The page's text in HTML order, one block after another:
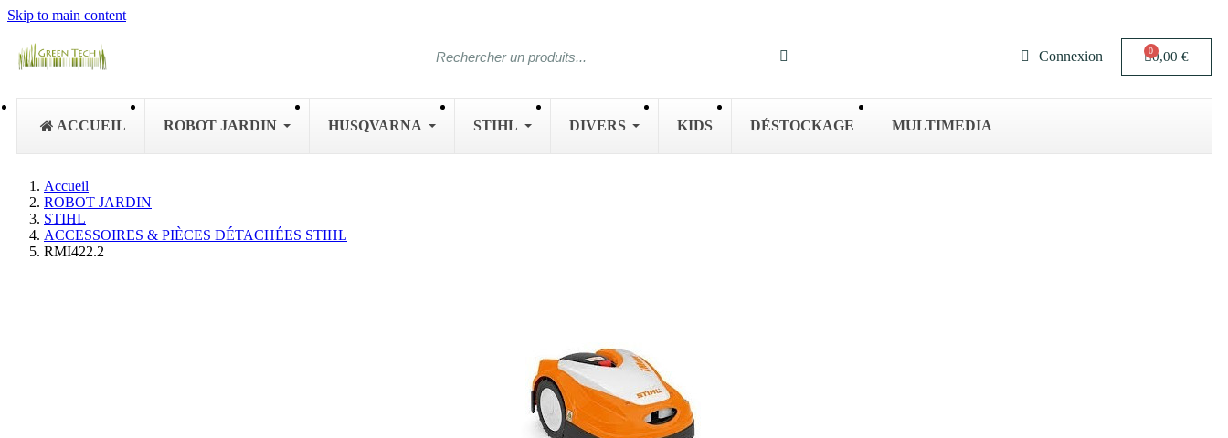
Skip to main content
Connexion 0,00 €
ACCUEIL ROBOT JARDIN HUSQVARNA STIHL DIVERS KIDS DÉSTOCKAGE MULTIMEDIA
Accueil
ROBOT JARDIN
STIHL
ACCESSOIRES & PIÈCES DÉTACHÉES STIHL
RMI422.2